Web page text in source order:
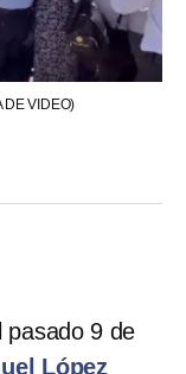
DE VIDEO)
pasado 9 de
López